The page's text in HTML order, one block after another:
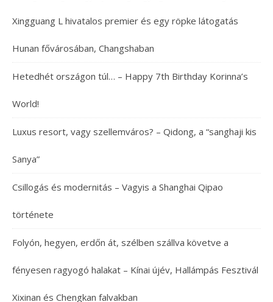
Xingguang L hivatalos premier és egy röpke látogatás
Hunan fővárosában, Changshaban
Hetedhét országon túl… – Happy 7th Birthday Korinna’s
World!
Luxus resort, vagy szellemváros? – Qidong, a “sanghaji kis
Sanya”
Csillogás és modernitás – Vagyis a Shanghai Qipao
története
Folyón, hegyen, erdőn át, szélben szállva követve a
fényesen ragyogó halakat – Kínai újév, Hallámpás Fesztivál
Xixinan és Chengkan falvakban